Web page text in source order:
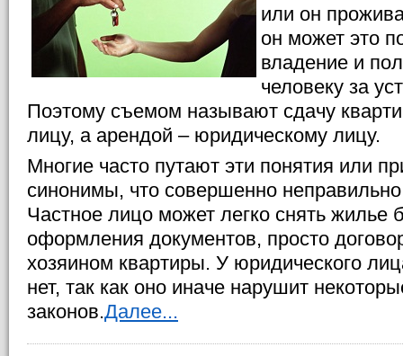
или он
он может это
владение и
человеку за
Поэтому съемом называют сдачу
лицу, а арендой – юридическому лицу.
Многие часто путают эти понятия или
синонимы, что совершенно
Частное лицо может легко снять жилье
оформления документов, просто
хозяином квартиры. У юридического
нет, так как оно иначе нарушит
законов.Далее...